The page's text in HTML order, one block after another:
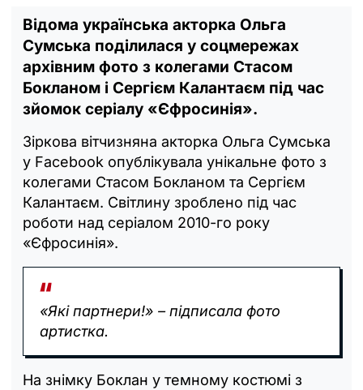
Відома українська акторка Ольга
Сумська поділилася у соцмережах
архівним фото з колегами Стасом
Бокланом і Сергієм Калантаєм під час
зйомок серіалу «Єфросинія».
Зіркова вітчизняна акторка Ольга Сумська
у Facebook опублікувала унікальне фото з
колегами Стасом Бокланом та Сергієм
Калантаєм. Світлину зроблено під час
роботи над серіалом 2010-го року
«Єфросинія».
«Які партнери!» – підписала фото
артистка.
На знімку Боклан у темному костюмі з